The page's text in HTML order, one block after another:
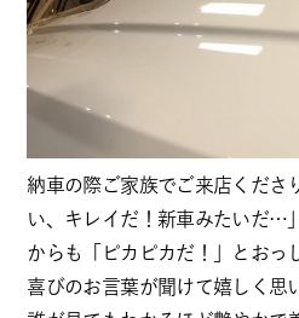
納車の際ご家族でご来店くださ
い、キレイだ！新車みたいだ…
からも「ピカピカだ！」とおっ
喜びのお言葉が聞けて嬉しく思